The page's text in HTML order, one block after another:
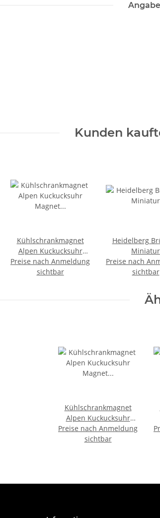
Kunden
Kühlschrankmagnet
Alpen Kuckucksuhr
Magnet
Urlaubserinnerung
Preise nach Anmeldung
sichtbar
Heidelberg
Miniatur
Preise nach
sichtbar
Kühlschrankmagnet
Alpen Kuckucksuhr
Magnet
Urlaubserinnerung
Preise nach Anmeldung
sichtbar